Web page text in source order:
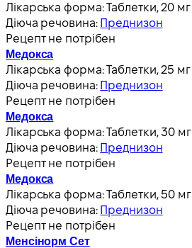
Лікарська форма:Таблетки, 20 мг
Діюча речовина: Преднизон
Рецепт не потрібен
Медокса
Лікарська форма:Таблетки, 25 мг
Діюча речовина: Преднизон
Рецепт не потрібен
Медокса
Лікарська форма:Таблетки, 30 мг
Діюча речовина: Преднизон
Рецепт не потрібен
Медокса
Лікарська форма:Таблетки, 50 мг
Діюча речовина: Преднизон
Рецепт не потрібен
Менсінорм Сет